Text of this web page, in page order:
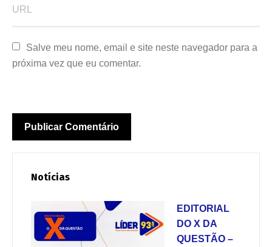
Salve meu nome, email e site neste navegador para a
próxima vez que eu comentar.
Notícias
EDITORIAL
DO X DA
QUESTÃO –